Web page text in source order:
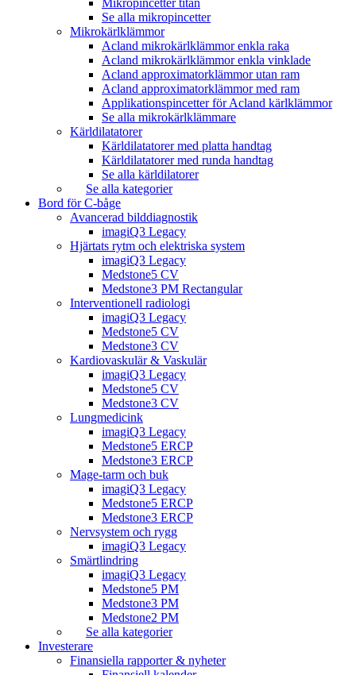
Mikropincetter titan
Se alla mikropincetter
Mikrokärlklämmor
Acland mikrokärlklämmor enkla raka
Acland mikrokärlklämmor enkla vinklade
Acland approximatorklämmor utan ram
Acland approximatorklämmor med ram
Applikationspincetter för Acland kärlklämmor
Se alla mikrokärlklämmare
Kärldilatatorer
Kärldilatatorer med platta handtag
Kärldilatatorer med runda handtag
Se alla kärldilatorer
Se alla kategorier
Bord för C-båge
Avancerad bilddiagnostik
imagiQ3 Legacy
Hjärtats rytm och elektriska system
imagiQ3 Legacy
Medstone5 CV
Medstone3 PM Rectangular
Interventionell radiologi
imagiQ3 Legacy
Medstone5 CV
Medstone3 CV
Kardiovaskulär & Vaskulär
imagiQ3 Legacy
Medstone5 CV
Medstone3 CV
Lungmedicink
imagiQ3 Legacy
Medstone5 ERCP
Medstone3 ERCP
Mage-tarm och buk
imagiQ3 Legacy
Medstone5 ERCP
Medstone3 ERCP
Nervsystem och rygg
imagiQ3 Legacy
Smärtlindring
imagiQ3 Legacy
Medstone5 PM
Medstone3 PM
Medstone2 PM
Se alla kategorier
Investerare
Finansiella rapporter & nyheter